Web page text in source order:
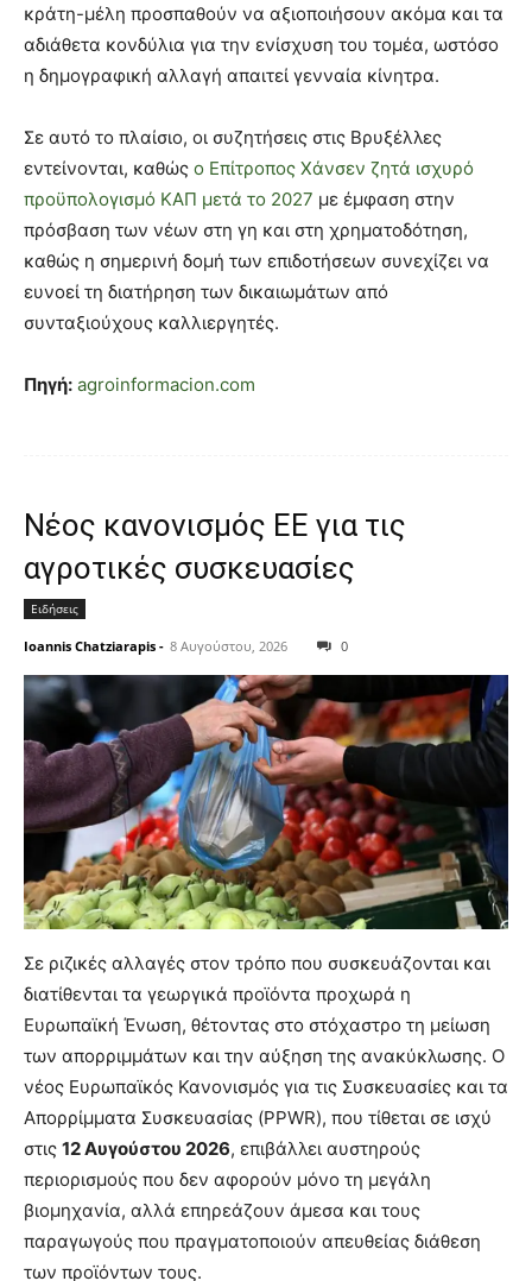
κράτη-μέλη προσπαθούν να αξιοποιήσουν ακόμα και τα
αδιάθετα κονδύλια για την ενίσχυση του τομέα, ωστόσο
η δημογραφική αλλαγή απαιτεί γενναία κίνητρα.
Σε αυτό το πλαίσιο, οι συζητήσεις στις Βρυξέλλες
εντείνονται, καθώς ο Επίτροπος Χάνσεν ζητά ισχυρό
προϋπολογισμό ΚΑΠ μετά το 2027 με έμφαση στην
πρόσβαση των νέων στη γη και στη χρηματοδότηση,
καθώς η σημερινή δομή των επιδοτήσεων συνεχίζει να
ευνοεί τη διατήρηση των δικαιωμάτων από
συνταξιούχους καλλιεργητές.
Πηγή: agroinformacion.com
Νέος κανονισμός ΕΕ για τις
αγροτικές συσκευασίες
Ειδήσεις
Ioannis Chatziarapis - 8 Αυγούστου, 2026 0
Σε ριζικές αλλαγές στον τρόπο που συσκευάζονται και
διατίθενται τα γεωργικά προϊόντα προχωρά η
Ευρωπαϊκή Ένωση, θέτοντας στο στόχαστρο τη μείωση
των απορριμμάτων και την αύξηση της ανακύκλωσης. Ο
νέος Ευρωπαϊκός Κανονισμός για τις Συσκευασίες και τα
Απορρίμματα Συσκευασίας (PPWR), που τίθεται σε ισχύ
στις 12 Αυγούστου 2026, επιβάλλει αυστηρούς
περιορισμούς που δεν αφορούν μόνο τη μεγάλη
βιομηχανία, αλλά επηρεάζουν άμεσα και τους
παραγωγούς που πραγματοποιούν απευθείας διάθεση
των προϊόντων τους.